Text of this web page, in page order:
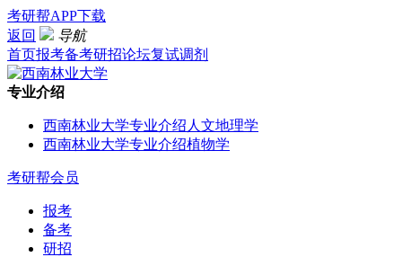
考研帮APP下载
返回
导航
首页报考备考研招论坛复试调剂
专业介绍
西南林业大学专业介绍人文地理学
西南林业大学专业介绍植物学
考研帮会员
报考
备考
研招